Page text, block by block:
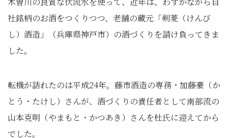
社銘柄のお酒をつくりつつ、老舗の蔵元「剣菱（けんび
し）酒造」（兵庫県神戸市）の酒づくりを請け負ってきま
した。
転機が訪れたのは平成24年。藤市酒造の専務・加藤豪（か
とう・たけし）さんが、酒づくりの責任者として南部流の
山本克明（やまもと・かつあき）さんを杜氏に迎えてから
でした。